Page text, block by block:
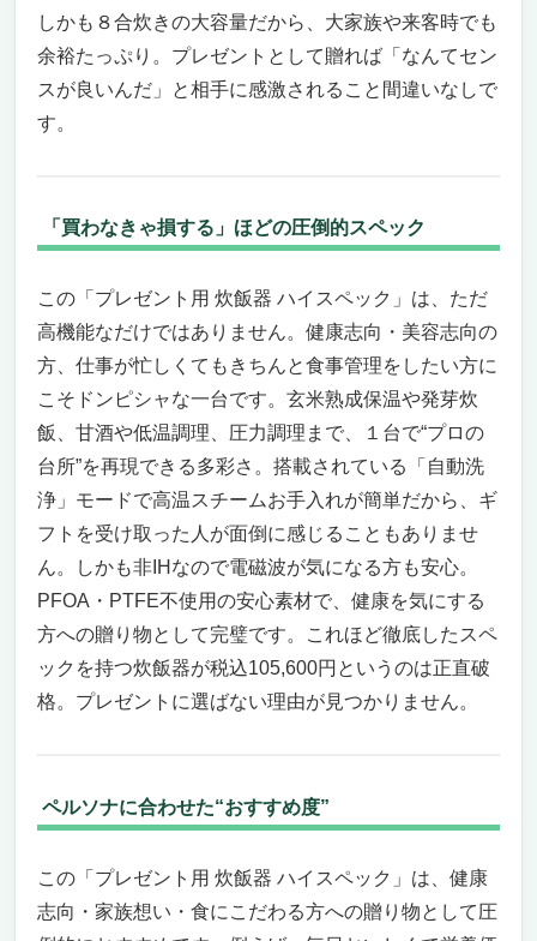
しかも８合炊きの大容量だから、大家族や来客時でも
余裕たっぷり。プレゼントとして贈れば「なんてセン
スが良いんだ」と相手に感激されること間違いなしで
す。
「買わなきゃ損する」ほどの圧倒的スペック
この「プレゼント用 炊飯器 ハイスペック」は、ただ
高機能なだけではありません。健康志向・美容志向の
方、仕事が忙しくてもきちんと食事管理をしたい方に
こそドンピシャな一台です。玄米熟成保温や発芽炊
飯、甘酒や低温調理、圧力調理まで、１台で“プロの
台所”を再現できる多彩さ。搭載されている「自動洗
浄」モードで高温スチームお手入れが簡単だから、ギ
フトを受け取った人が面倒に感じることもありませ
ん。しかも非IHなので電磁波が気になる方も安心。
PFOA・PTFE不使用の安心素材で、健康を気にする
方への贈り物として完璧です。これほど徹底したスペ
ックを持つ炊飯器が税込105,600円というのは正直破
格。プレゼントに選ばない理由が見つかりません。
ペルソナに合わせた“おすすめ度”
この「プレゼント用 炊飯器 ハイスペック」は、健康
志向・家族想い・食にこだわる方への贈り物として圧